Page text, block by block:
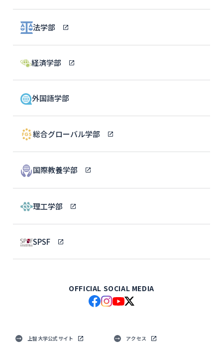
法学部
経済学部
外国語学部
総合グローバル学部
国際教養学部
理工学部
SPSF
OFFICIAL SOCIAL MEDIA
上智大学公式サイト アクセス